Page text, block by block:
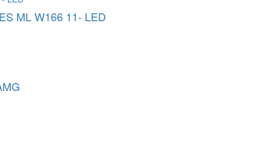
ML W166 11- LED